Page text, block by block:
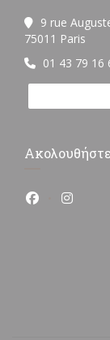
9 rue
75011 Paris
01 43 79 16
Facebook